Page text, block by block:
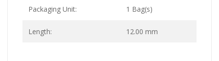
Packaging Unit: 1 Bag(s)
Length: 12.00 mm